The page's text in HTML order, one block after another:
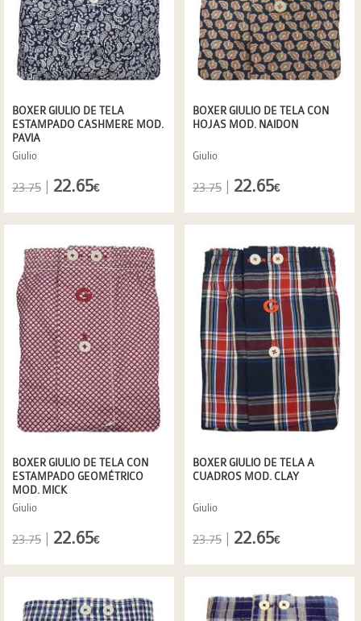
BOXER GIULIO DE TELA
ESTAMPADO CASHMERE MOD.
PAVIA
Giulio
23.75 22.65€
BOXER GIULIO DE TELA CON
HOJAS MOD. NAIDON
Giulio
23.75 22.65€
BOXER GIULIO DE TELA CON
ESTAMPADO GEOMÉTRICO
MOD. MICK
Giulio
23.75 22.65€
BOXER GIULIO DE TELA A
CUADROS MOD. CLAY
Giulio
23.75 22.65€